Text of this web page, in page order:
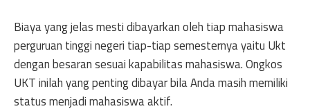
Biaya yang jelas mesti dibayarkan oleh tiap mahasiswa
perguruan tinggi negeri tiap-tiap semesternya yaitu Ukt
dengan besaran sesuai kapabilitas mahasiswa. Ongkos
UKT inilah yang penting dibayar bila Anda masih memiliki
status menjadi mahasiswa aktif.